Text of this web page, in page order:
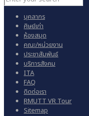
บุคลากร
ศิษย์เก่า
ห้องสมุด
คณะ/หน่วยงาน
ประชาสัมพันธ์
บริการสังคม
ITA
FAQ
ติดต่อเรา
RMUTT VR Tour
Sitemap